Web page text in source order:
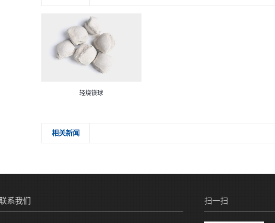
轻烧镁球
相关新闻
系我们 扫一扫